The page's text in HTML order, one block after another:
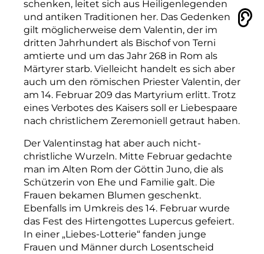
schenken, leitet sich aus Heiligenlegenden
und antiken Traditionen her. Das Gedenken
gilt möglicherweise dem Valentin, der im
dritten Jahrhundert als Bischof von Terni
amtierte und um das Jahr 268 in Rom als
Märtyrer starb. Vielleicht handelt es sich aber
auch um den römischen Priester Valentin, der
am 14. Februar 209 das Martyrium erlitt. Trotz
eines Verbotes des Kaisers soll er Liebespaare
nach christlichem Zeremoniell getraut haben.
Der Valentinstag hat aber auch nicht-
christliche Wurzeln. Mitte Februar gedachte
man im Alten Rom der Göttin Juno, die als
Schützerin von Ehe und Familie galt. Die
Frauen bekamen Blumen geschenkt.
Ebenfalls im Umkreis des 14. Februar wurde
das Fest des Hirtengottes Lupercus gefeiert.
In einer „Liebes-Lotterie“ fanden junge
Frauen und Männer durch Losentscheid
Vorlesen